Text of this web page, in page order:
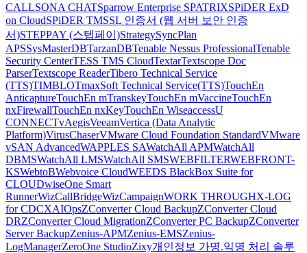
CALLSONA CHATSparrow Enterprise SPATRIXSPiDER ExD
on CloudSPiDER TMSSL 인증서 (웹 서버 보안 인증
서)STEPPAY (스텝페이)StrategySyncPlan
APSSysMasterDBTarzanDBTenable Nessus ProfessionalTenable
Security CenterTESS TMS CloudTextarTextscope Doc
ParserTextscope ReaderTibero Technical Service
(TTS)TIMBLOTmaxSoft Technical Service(TTS)TouchEn
AnticaptureTouchEn mTranskeyTouchEn mVaccineTouchEn
nxFirewallTouchEn nxKeyTouchEn WiseaccessU
CONNECTvAegisVeeamVertica (Data Analytic
Platform)VirusChaserVMware Cloud Foundation StandardVMware
vSAN AdvancedWAPPLES SAWatchAll APMWatchAll
DBMSWatchAll LMSWatchAll SMSWEBFILTERWEBFRONT-
KSWebtoBWebvoice CloudWEEDS BlackBox Suite for
CLOUDwiseOne Smart
RunnerWizCallBridgeWizCampaignWORK THROUGHX-LOG
for CDCXAIOpsZConverter Cloud BackupZConverter Cloud
DRZConverter Cloud MigrationZConverter PC BackupZConverter
Server BackupZenius-APMZenius-EMSZenius-
LogManagerZeroOne StudioZixy개인정보 가명.익명 처리 솔루